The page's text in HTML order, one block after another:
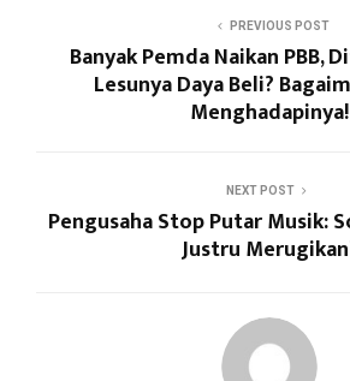
PREVIOUS POST
Banyak Pemda Naikan PBB,
Lesunya Daya Beli?
Menghadapinya!
NEXT POST
Pengusaha Stop Putar Musik:
Justru